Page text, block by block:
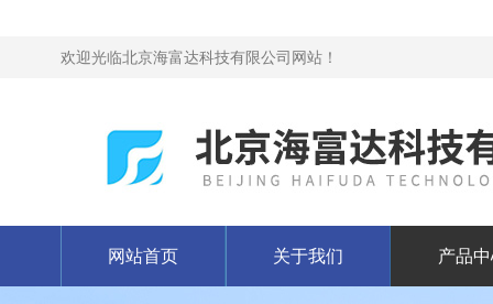
欢迎光临北京海富达科技有限公司网站！
网站首页 关于我们 产品